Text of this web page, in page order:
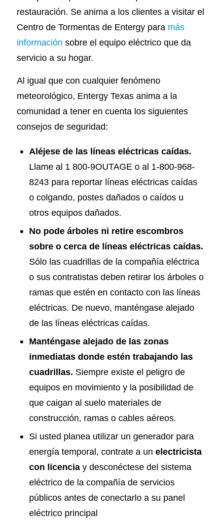
restauración. Se anima a los clientes a visitar el
Centro de Tormentas de Entergy para más
información sobre el equipo eléctrico que da
servicio a su hogar.
Al igual que con cualquier fenómeno
meteorológico, Entergy Texas anima a la
comunidad a tener en cuenta los siguientes
consejos de seguridad:
Aléjese de las líneas eléctricas caídas.
Llame al 1 800-9OUTAGE o al 1-800-968-
8243 para reportar líneas eléctricas caídas
o colgando, postes dañados o caídos u
otros equipos dañados.
No pode árboles ni retire escombros
sobre o cerca de líneas eléctricas caídas.
Sólo las cuadrillas de la compañía eléctrica
o sus contratistas deben retirar los árboles o
ramas que estén en contacto con las líneas
eléctricas. De nuevo, manténgase alejado
de las líneas eléctricas caídas.
Manténgase alejado de las zonas
inmediatas donde estén trabajando las
cuadrillas. Siempre existe el peligro de
equipos en movimiento y la posibilidad de
que caigan al suelo materiales de
construcción, ramas o cables aéreos.
Si usted planea utilizar un generador para
energía temporal, contrate a un electricista
con licenciay desconéctese del sistema
eléctrico de la compañía de servicios
públicos antes de conectarlo a su panel
eléctrico principal